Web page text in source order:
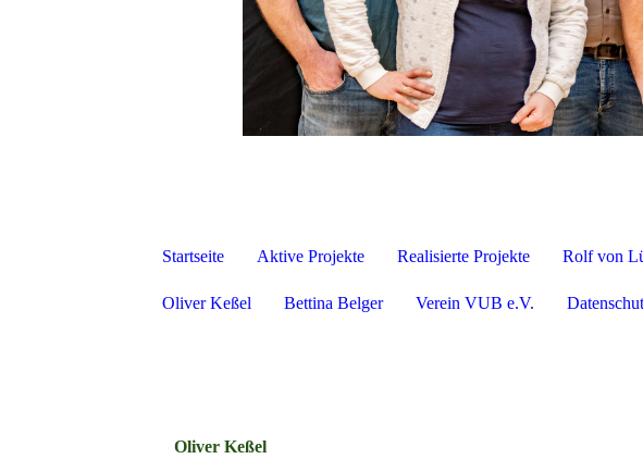
Startseite Aktive Projekte Realisierte Projekte Rolf von
Oliver Keßel Bettina Belger Verein VUB e.V.
Oliver Keßel